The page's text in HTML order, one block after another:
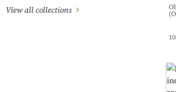
View all collections